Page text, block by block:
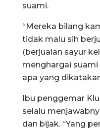
suami.
“Mereka bilang
tidak malu sih
(berjualan sayur
menghargai suami
apa yang
Ibu penggemar
selalu
dan bijak. “Yang